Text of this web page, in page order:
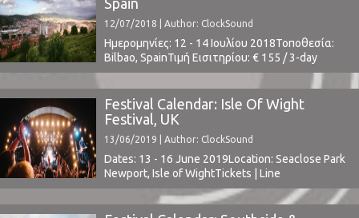
Fires, Fumaxa, Future Islands, Here's Johnny, Jack
White, Khalid, Mallu Magalhães, Marmozets,
Minta & The Brook Trout, MGMT, Nine Inch ...
12/07/2018 | Author: ClockSound
Ημερομηνίες: 12 - 14 Ιουλίου 2018Τοποθεσία:
Bilbao, SpainΤιμή Εισιτηρίου: € 155 / 3-day
(buy here)www.bilbaobbklive.comΤο Line Up
περιλαμβάνει: The XX, King Gizzard and The
Lizard Wizard, Cigarettes After Sex, Parquet
Courts, Alt-J, Florence and The Machine, Mount
Kimbie, The Chemical Brothers, Modeselektor,
Gorillaz, Noel Gallagher's High Flying Birds, My
Bloody Valentine, David ...
Festival Calendar: Isle Of Wight
Festival, UK
13/06/2019 | Author: ClockSound
Dates: 13 - 16 June 2019Location: Seaclose Park
Newport, Isle of WightTickets | Line
Upwww.isleofwightfestival.com ⁪